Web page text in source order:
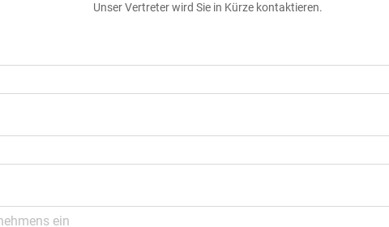
Unser Vertreter wird Sie in Kürze kontaktieren.